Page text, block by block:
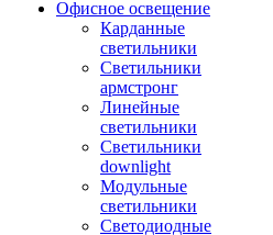
Офисное освещение
Карданные
светильники
Светильники
армстронг
Линейные
светильники
Светильники
downlight
Модульные
светильники
Светодиодные